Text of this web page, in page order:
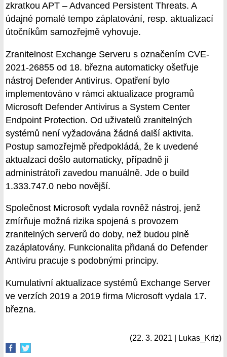
zkratkou APT – Advanced Persistent Threats. A
údajné pomalé tempo záplatování, resp. aktualizací
útočníkům samozřejmě vyhovuje.
Zranitelnost Exchange Serveru s označením CVE-
2021-26855 od 18. března automaticky ošetřuje
nástroj Defender Antivirus. Opatření bylo
implementováno v rámci aktualizace programů
Microsoft Defender Antivirus a System Center
Endpoint Protection. Od uživatelů zranitelných
systémů není vyžadována žádná další aktivita.
Postup samozřejmě předpokládá, že k uvedené
aktualzaci došlo automaticky, případně ji
administrátoři zavedou manuálně. Jde o build
1.333.747.0 nebo novější.
Společnost Microsoft vydala rovněž nástroj, jenž
zmírňuje možná rizika spojená s provozem
zranitelných serverů do doby, než budou plně
zazáplatovány. Funkcionalita přidaná do Defender
Antiviru pracuje s podobnými principy.
Kumulativní aktualizace systémů Exchange Server
ve verzích 2019 a 2019 firma Microsoft vydala 17.
března.
(22. 3. 2021 | Lukas_Kriz)